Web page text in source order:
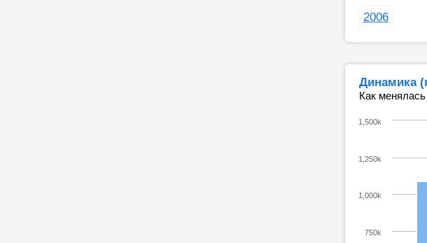
2006
Динамика
Как
750k
1,000k
1,250k
1,500k